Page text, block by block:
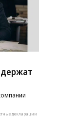
декларации